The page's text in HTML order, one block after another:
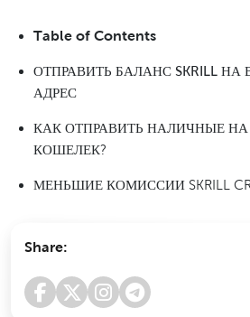
Table of Contents
ОТПРАВИТЬ БАЛАНС SKRILL
АДРЕС
КАК ОТПРАВИТЬ НАЛИЧНЫЕ
КОШЕЛЕК?
МЕНЬШИЕ КОМИССИИ SKRILL
Share: